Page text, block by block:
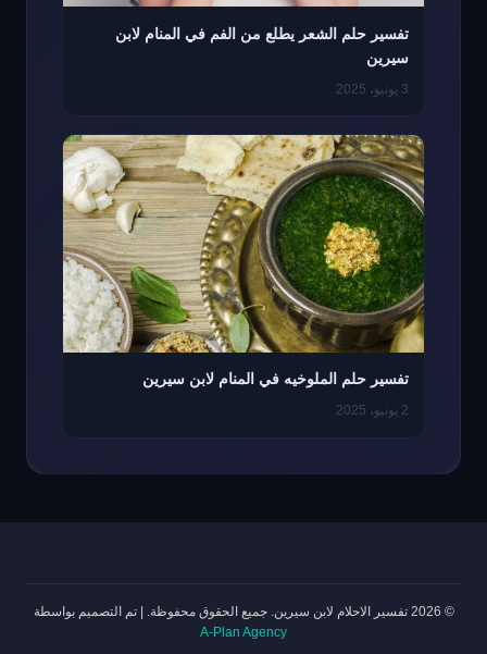
تفسير حلم الشعر يطلع من الفم في المنام لابن
سيرين
3 يونيو، 2025
تفسير حلم الملوخيه في المنام لابن سيرين
2 يونيو، 2025
© 2026 تفسير الاحلام لابن سيرين. جميع الحقوق محفوظة. |تم التصميم بواسطة
A-Plan Agency